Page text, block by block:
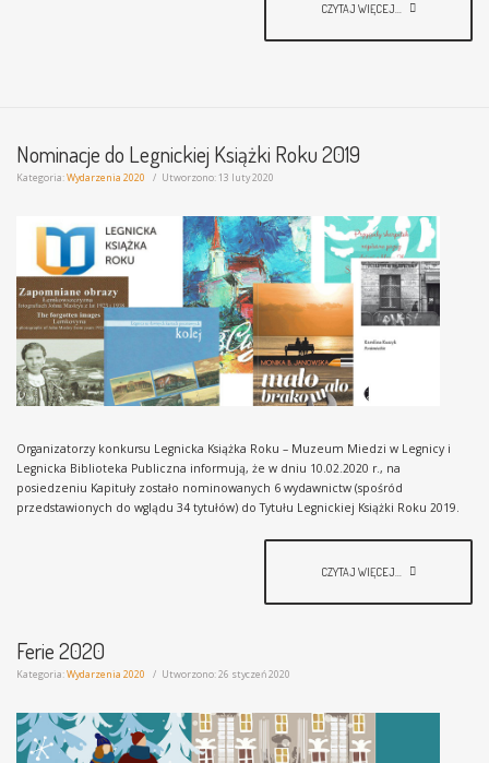
CZYTAJ WIĘCEJ...
Nominacje do Legnickiej Książki Roku 2019
Kategoria:Wydarzenia 2020 Utworzono: 13 luty 2020
Organizatorzy konkursu Legnicka Książka Roku – Muzeum Miedzi w Legnicy i
Legnicka Biblioteka Publiczna informują, że w dniu 10.02.2020 r., na
posiedzeniu Kapituły zostało nominowanych 6 wydawnictw (spośród
przedstawionych do wglądu 34 tytułów) do Tytułu Legnickiej Książki Roku 2019.
CZYTAJ WIĘCEJ...
Ferie 2020
Kategoria:Wydarzenia 2020 Utworzono: 26 styczeń 2020